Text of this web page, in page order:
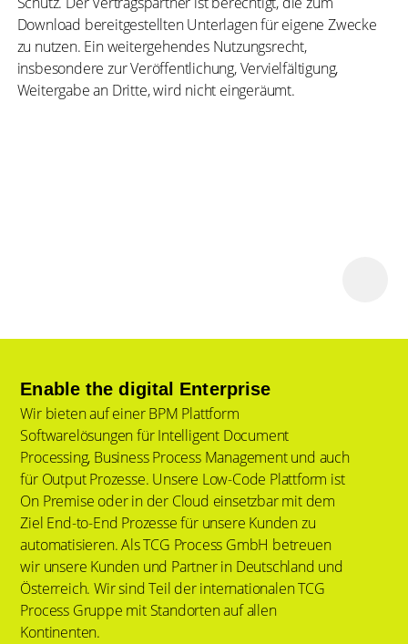
Download bereitgestellten Unterlagen für eigene Zwecke
zu nutzen. Ein weitergehendes Nutzungsrecht,
insbesondere zur Veröffentlichung, Vervielfältigung,
Weitergabe an Dritte, wird nicht eingeräumt.
Enable the digital Enterprise
Wir bieten auf einer BPM Plattform
Softwarelösungen für Intelligent Document
Processing, Business Process Management und auch
für Output Prozesse. Unsere Low-Code Plattform ist
On Premise oder in der Cloud einsetzbar mit dem
Ziel End-to-End Prozesse für unsere Kunden zu
automatisieren. Als TCG Process GmbH betreuen
wir unsere Kunden und Partner in Deutschland und
Österreich. Wir sind Teil der internationalen TCG
Process Gruppe mit Standorten auf allen
Kontinenten.